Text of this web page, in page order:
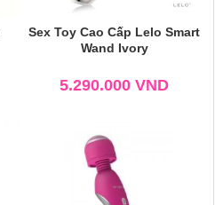
Sex Toy Cao Cấp Lelo Smart
Wand Ivory
5.290.000 VND